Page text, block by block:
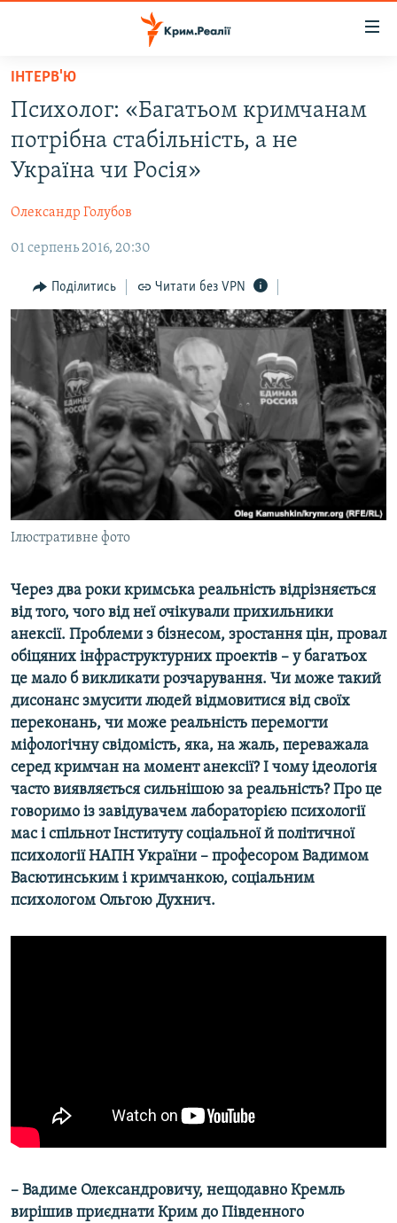
Перейти
основного
матеріалу
Перейти
до
основної
Перейти
пошуку
ВОДА.КРИМ
ВІДЕО ТА ФОТО
БЛОГИ
ПОГЛЯД
ІНТЕРВ'Ю
ВСЕ ЗА ДЕНЬ
СПЕЦПРОЕКТИ
ДЕПОРТАЦІЯ
ВІДЕОУРОКИ «ELIFBE»
СВІДЧЕННЯ ОКУПАЦІЇ
УКРАЇНСЬКА ПРОБЛЕМА КРИМУ
ІНФОГРАФІКА
ЯК ОБІЙТИ БЛОКУВАННЯ
Русский
Qırımtatar
ДОЛУЧАЙСЯ!
Усі сайти RFE/RL
ІНТЕРВ'Ю
Психолог: «Багатьом кримчанам
потрібна стабільність, а не
Україна чи Росія»
Олександр Голубов
01 серпень 2016, 20:30
Поділитись Читати без VPN
Ілюстративне фото
Через два роки кримська реальність відрізняється
від того, чого від неї очікували прихильники
анексії. Проблеми з бізнесом, зростання цін, провал
обіцяних інфраструктурних проектів – у багатьох
це мало б викликати розчарування. Чи може такий
дисонанс змусити людей відмовитися від своїх
переконань, чи може реальність перемогти
міфологічну свідомість, яка, на жаль, переважала
серед кримчан на момент анексії? І чому ідеологія
часто виявляється сильнішою за реальність? Про це
говоримо із завідувачем лабораторією психології
мас і спільнот Інституту соціальної й політичної
психології НАПН України – професором Вадимом
Васютинським і кримчанкою, соціальним
психологом Ольгою Духнич.
– Вадиме Олександровичу, нещодавно Кремль
вирішив приєднати Крим до Південного